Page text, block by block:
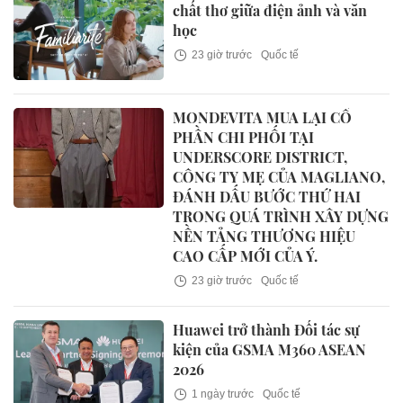
chất thơ giữa điện ảnh và văn
học
23 giờ trước Quốc tế
MONDEVITA MUA LẠI CỔ
PHẦN CHI PHỐI TẠI
UNDERSCORE DISTRICT,
CÔNG TY MẸ CỦA MAGLIANO,
ĐÁNH DẤU BƯỚC THỨ HAI
TRONG QUÁ TRÌNH XÂY DỰNG
NỀN TẢNG THƯƠNG HIỆU
CAO CẤP MỚI CỦA Ý.
23 giờ trước Quốc tế
Huawei trở thành Đối tác sự
kiện của GSMA M360 ASEAN
2026
1 ngày trước Quốc tế